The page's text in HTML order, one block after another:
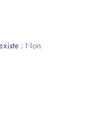
: Non